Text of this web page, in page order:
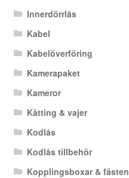
Innerdörrlås
Kabel
Kabelöverföring
Kamerapaket
Kameror
Kätting & vajer
Kodlås
Kodlås tillbehör
Kopplingsboxar & fästen